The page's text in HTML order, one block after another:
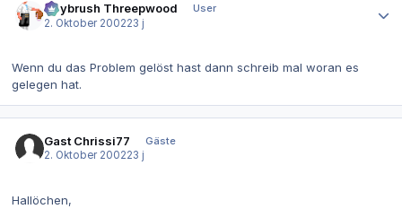
Guybrush Threepwood
User
2. Oktober 200223 j
Wenn du das Problem gelöst hast dann schreib mal woran es
gelegen hat.
Gast Chrissi77
Gäste
2. Oktober 200223 j
Hallöchen,